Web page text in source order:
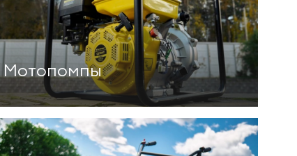
Мотопомпы